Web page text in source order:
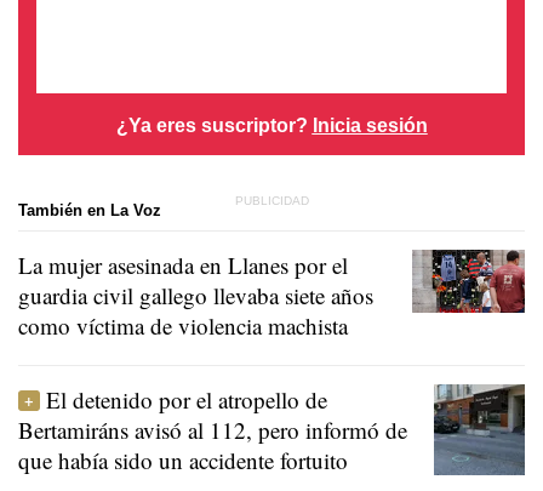
¿Ya eres suscriptor? Inicia sesión
También en La Voz
La mujer asesinada en Llanes por el
guardia civil gallego llevaba siete años
como víctima de violencia machista
El detenido por el atropello de
Bertamiráns avisó al 112, pero informó de
que había sido un accidente fortuito